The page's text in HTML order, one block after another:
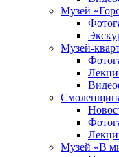
Музей
Музей-
Музей «В